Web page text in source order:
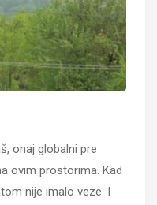
onaj globalni pre
ovim prostorima. Kad
nije imalo veze. I